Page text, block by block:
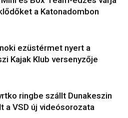
a Katonadombon
ezüstérmet nyert a
Kajak Klub versenyzője
ringbe szállt Dunakeszin
a VSD új videósorozata